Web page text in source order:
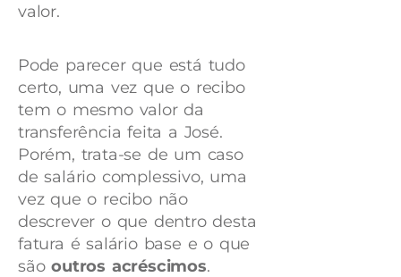
valor.
Pode parecer que está tudo
certo, uma vez que o recibo
tem o mesmo valor da
transferência feita a José.
Porém, trata-se de um caso
de salário complessivo, uma
vez que o recibo não
descrever o que dentro desta
fatura é salário base e o que
sãooutros acréscimos.